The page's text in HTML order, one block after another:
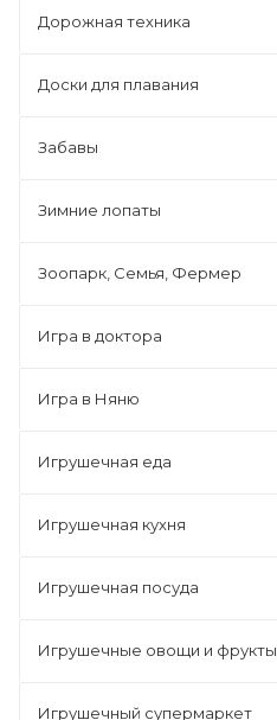
Дорожная техника
Доски для плавания
Забавы
Зимние лопаты
Зоопарк, Семья, Фермер
Игра в доктора
Игра в Няню
Игрушечная еда
Игрушечная кухня
Игрушечная посуда
Игрушечные овощи и фрукты
Игрушечный супермаркет